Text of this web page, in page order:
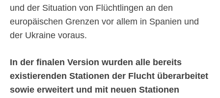
und der Situation von Flüchtlingen an den
europäischen Grenzen vor allem in Spanien und
der Ukraine voraus.
In der finalen Version wurden alle bereits
existierenden Stationen der Flucht überarbeitet
sowie erweitert und mit neuen Stationen